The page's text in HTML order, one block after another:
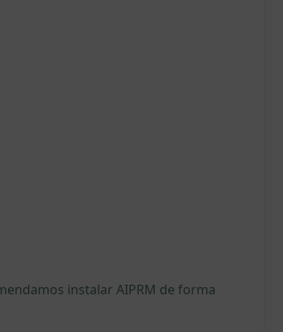
instalar AIPRM de forma